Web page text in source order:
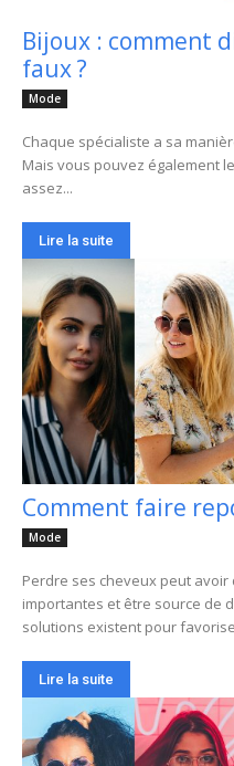
Bijoux : comment
faux ?
Mode
Chaque spécialiste a sa
Mais vous pouvez également
assez...
Lire la suite
Comment faire
Mode
Perdre ses cheveux peut
importantes et être source de
solutions existent pour
Lire la suite